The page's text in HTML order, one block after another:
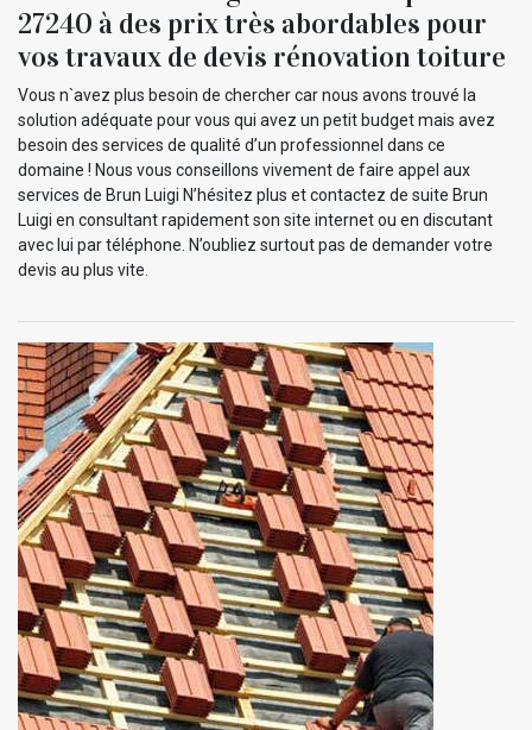
27240 à des prix très abordables pour
vos travaux de devis rénovation toiture
Vous n`avez plus besoin de chercher car nous avons trouvé la
solution adéquate pour vous qui avez un petit budget mais avez
besoin des services de qualité d’un professionnel dans ce
domaine ! Nous vous conseillons vivement de faire appel aux
services de Brun Luigi N’hésitez plus et contactez de suite Brun
Luigi en consultant rapidement son site internet ou en discutant
avec lui par téléphone. N’oubliez surtout pas de demander votre
devis au plus vite.